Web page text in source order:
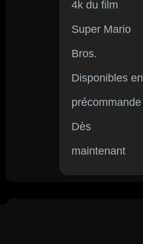
4k du film
Super Mario
Bros.
Disponibles en
précommande
Dès
maintenant